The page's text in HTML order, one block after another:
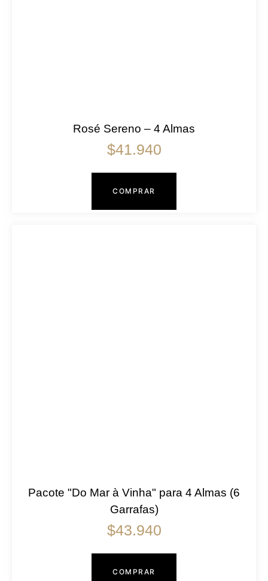
Rosé Sereno – 4 Almas
$41.940
COMPRAR
Pacote "Do Mar à Vinha" para 4 Almas (6
Garrafas)
$43.940
COMPRAR